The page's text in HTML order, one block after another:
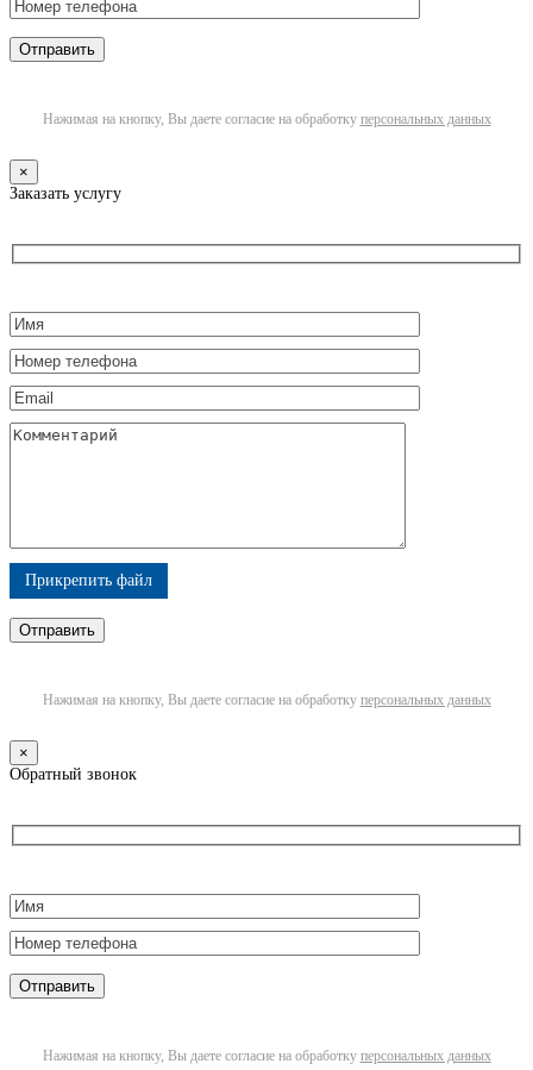
Нажимая на кнопку, Вы даете согласие на обработку персональных данных
×
Заказать услугу
Прикрепить файл
Нажимая на кнопку, Вы даете согласие на обработку персональных данных
×
Обратный звонок
Нажимая на кнопку, Вы даете согласие на обработку персональных данных